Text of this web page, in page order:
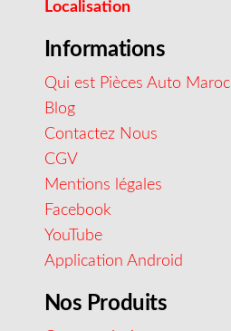
Localisation
Informations
Qui est Pièces Auto Maroc
Blog
Contactez Nous
CGV
Mentions légales
Facebook
YouTube
Application Android
Nos Produits